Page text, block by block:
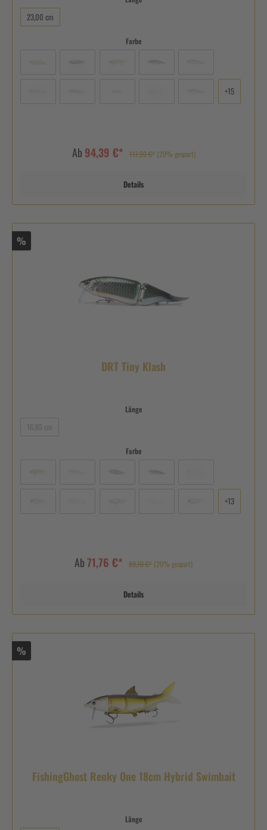
23,00 cm
Farbe
+15
Ab 94,39 €* 117,99 €* (20% gespart)
Details
%
DRT Tiny Klash
Länge
Farbe
+13
Ab71,76 €* 89,70 €* (20% gespart)
Details
%
FishingGhost Renky One 18cm Hybrid Swimbait
Länge